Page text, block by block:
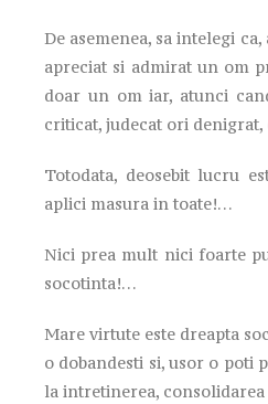
De asemenea, sa intelegi
apreciat si admirat un om
doar un om iar, atunci
criticat, judecat ori
Totodata, deosebit lucru
aplici masura in toate!…
Nici prea mult nici foarte
socotinta!…
Mare virtute este dreapta
o dobandesti si, usor o poti
la intretinerea,